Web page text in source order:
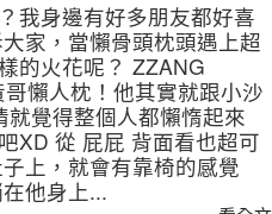
我身邊有好多朋友都好喜
家，當懶骨頭枕頭遇上超
的火花呢？ ZZANG
懶人枕！他其實就跟小沙
覺得整個人都懶惰起來
XD 從 屁屁 背面看也超可
上，就會有靠椅的感覺
他身上...